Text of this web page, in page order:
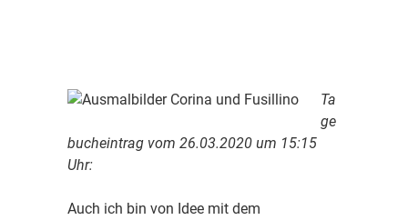
Ta
ge
bucheintrag vom 26.03.2020 um 15:15
Uhr:
Auch ich bin von Idee mit dem